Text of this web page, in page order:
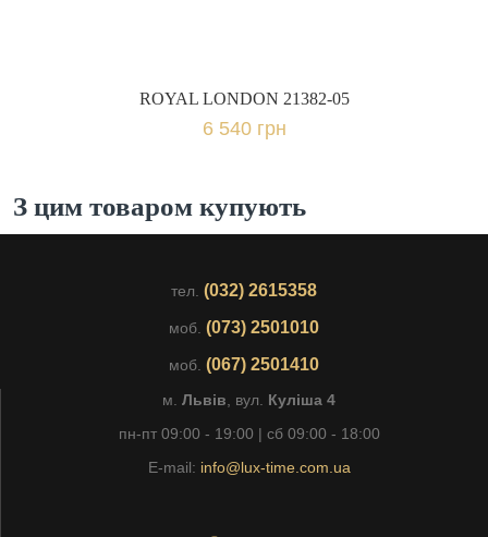
ROYAL LONDON 21382-05
6 540 грн
З цим товаром купують
тел. (032) 2615358
моб. (073) 2501010
моб. (067) 2501410
м. Львів , вул. Куліша 4
пн-пт 09:00 - 19:00 | сб 09:00 - 18:00
E-mail: info@lux-time.com.ua